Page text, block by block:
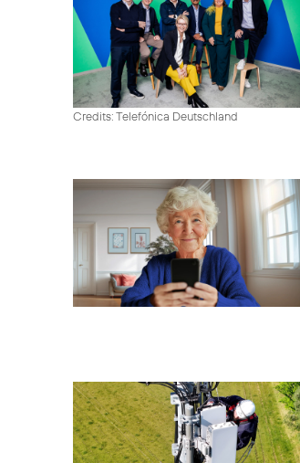
Credits: Telefónica Deutschland